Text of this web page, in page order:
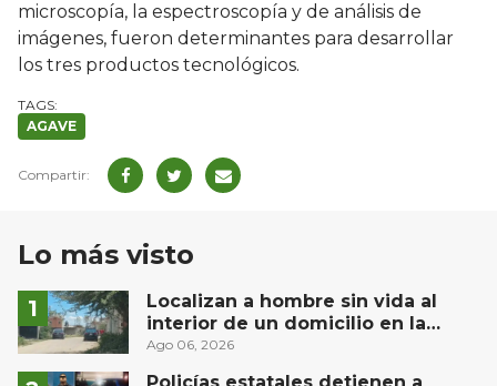
microscopía, la espectroscopía y de análisis de
imágenes, fueron determinantes para desarrollar
los tres productos tecnológicos.
AGAVE
Lo más visto
Localizan a hombre sin vida al
interior de un domicilio en la
comunidad El Rodeo, San Juan del
Ago 06, 2026